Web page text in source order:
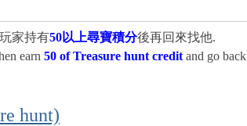
家持有50以上尋寶積分後再回來找他.
earn 50 of Treasure hunt credit and go back
hunt)